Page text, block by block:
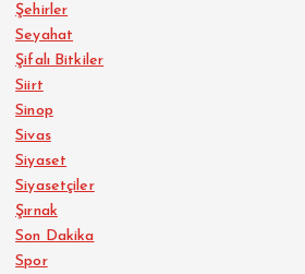
Şehirler
Seyahat
Şifalı Bitkiler
Siirt
Sinop
Sivas
Siyaset
Siyasetçiler
Şırnak
Son Dakika
Spor